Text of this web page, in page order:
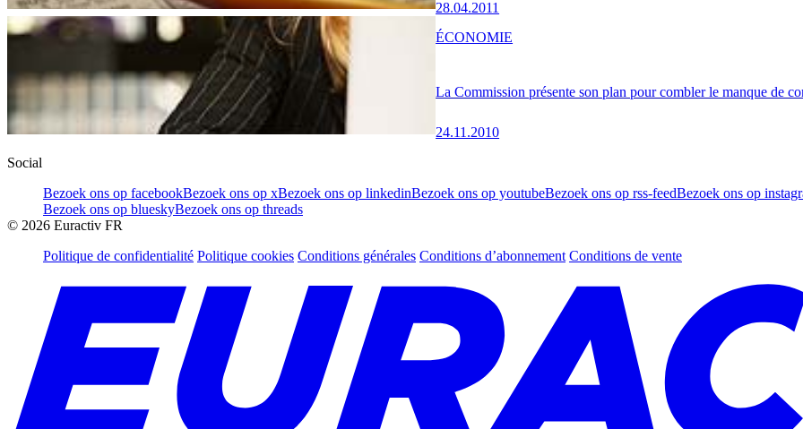
28.04.2011
La Commission présente son plan pour combler le manque de
24.11.2010
ÉCONOMIE
Social
Bezoek ons op facebookBezoek ons op xBezoek ons op linkedinBezoek ons op youtubeBezoek ons op rss-feedBezoek ons op
Bezoek ons op blueskyBezoek ons op threads
© 2026 Euractiv FR
Politique de confidentialité Politique cookies Conditions générales Conditions d’abonnement Conditions de vente